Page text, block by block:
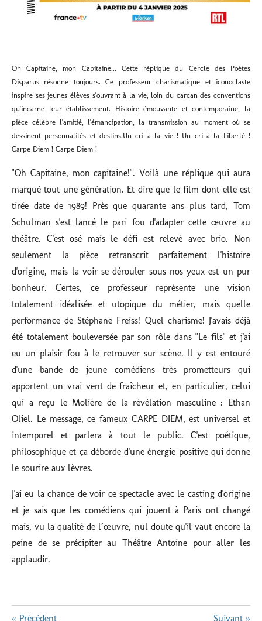
Oh Capitaine, mon Capitaine... Cette réplique du Cercle des Poètes
Disparus résonne toujours.Ce professeur charismatique et iconoclaste
inspire ses jeunes élèves s'ouvrant à la vie, loin du carcan des conventions
qu'incarne leur établissement. Histoire émouvante et contemporaine, la
pièce célèbre l'amitié, l'émancipation, la transmission au moment où se
dessinent personnalités et destins.Un cri à la vie ! Un cri à la Liberté !
Carpe Diem ! Carpe Diem !
"Oh Capitaine, mon capitaine!". Voilà une réplique qui aura
marqué tout une génération. Et dire que le film dont elle est
tirée date de 1989! Près que quarante ans plus tard, Tom
Schulman s'est lancé le pari fou d'adapter cette œuvre au
théâtre. C'est osé mais le défi est relevé avec brio. Non
seulement la pièce retranscrit parfaitement l'histoire
d'origine, mais la voir se dérouler sous nos yeux est un pur
bonheur. Certes, ce professeur représente une vision
totalement idéalisée et utopique du métier, mais quelle
performance de Stéphane Freiss! Quel charisme! J'avais déjà
été totalement bouleversée par son rôle dans "Le fils" et j'ai
eu un plaisir fou à le retrouver sur scène. Il y est entouré
d'une bande de jeune comédiens très prometteurs qui
apportent un vrai vent de fraîcheur et, en particulier, celui
qui a reçu le Molière de la révélation masculine : Ethan
Oliel. Le message, ce fameux CARPE DIEM, est universel et
intemporel et parlera à tout le public. C'est poétique,
philosophique et ça déborde d'une énergie positive qui donne
le sourire aux lèvres.
J'ai eu la chance de voir ce spectacle avec le casting d'origine
et je sais que les comédiens qui jouent à Paris ont changé
mais, vu la qualité de l’œuvre, nul doute qu'il vaut encore la
peine de se précipiter au Théâtre Antoine pour aller les
applaudir.
« Précédent Suivant »